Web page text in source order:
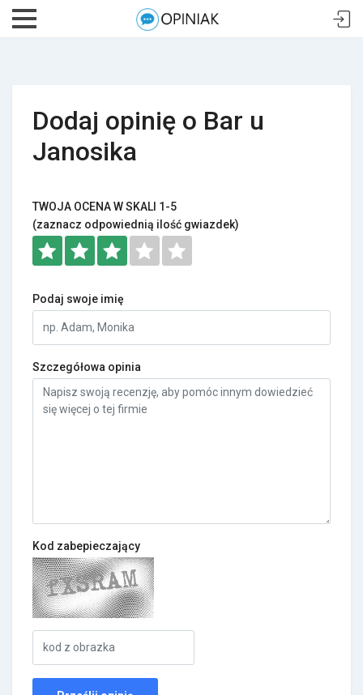
Dodaj opinię o Bar u
Janosika
TWOJA OCENA W SKALI 1-5
(zaznacz odpowiednią ilość gwiazdek)
Podaj swoje imię
Szczegółowa opinia
Kod zabepieczający